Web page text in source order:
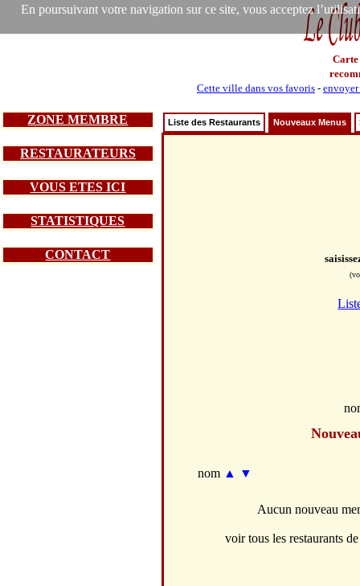
En poursuivant votre navigation sur ce site, vous acceptez
Carte
Cette ville dans vos favoris -
ZONE MEMBRE
RESTAURATEURS
VOUS ETES ICI
STATISTIQUES
CONTACT
Liste des Restaurants Nouveaux Menus
nom ▲ ▼
Aucun nouveau
voir tous les restaurants